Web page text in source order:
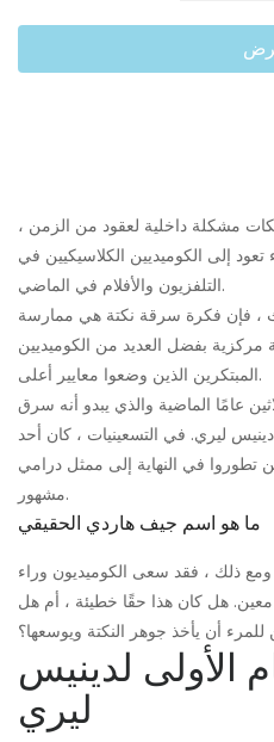
مشكلة داخلية لعقود من الزمن ،
تعود إلى الكوميديين الكلاسيكيين في
التلفزيون والأفلام في الماضي.
، فإن فكرة سرقة نكتة هي ممارسة
بفضل العديد من الكوميديين
المبتكرين الذين وضعوا معايير أعلى.
عامًا الماضية والذي يبدو أنه سرق
ليري. في التسعينيات ، كان أحد
تطوروا في النهاية إلى ممثل درامي
مشهور.
ما هو اسم جيف هاردي الحقيقي
ومع ذلك ، فقد سعى الكوميديون وراء Leary لسنوات حول السرقة من
هل كان هذا حقًا خطيئة ، أم هل
للمرء أن يأخذ جوهر النكتة ويوسعها؟
الأولى لدينيس
ليري